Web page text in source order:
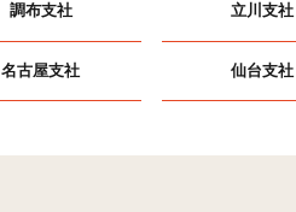
調布支社 立川支社
名古屋支社 仙台支社